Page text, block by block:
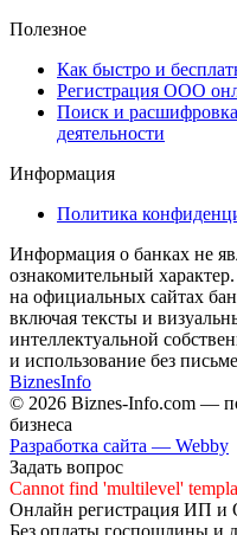
Полезное
Как быстро и
Регистрация ООО
Поиск и
деятельности
Информация
Политика
Информация о банках не
ознакомительный
на официальных сайтах
включая тексты и
интеллектуальной
и использование без
BiznesInfo
© 2026 Biznes-Info.com —
бизнеса
Разработка сайта — Webby
Задать вопрос
Cannot find 'multilevel'
Онлайн регистрация ИП и
Без оплаты госпошлины и